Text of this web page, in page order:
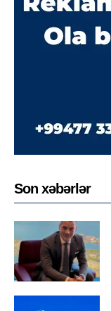
Son xəbərlər